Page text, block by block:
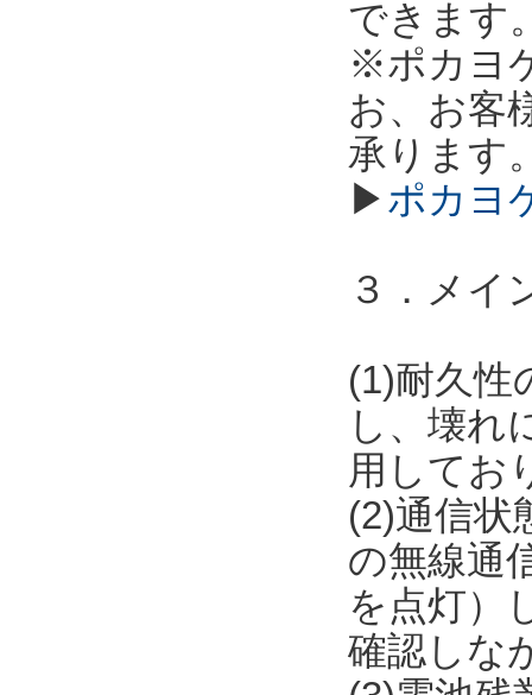
できます
※ポカヨ
お、お客
承ります
▶ポカヨ
３．メイ
(1)耐久性
し、壊れ
用してお
(2)通信状
の無線通
を点灯）
確認しな